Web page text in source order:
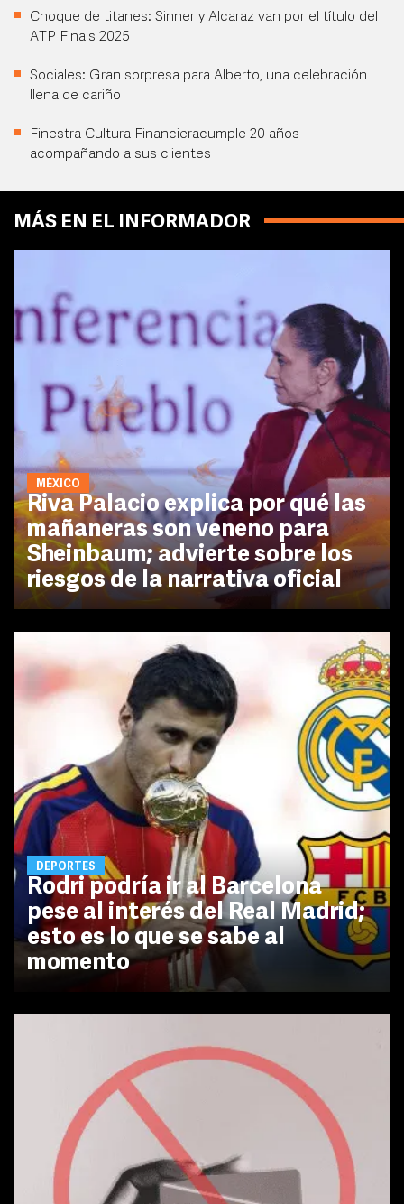
Choque de titanes: Sinner y Alcaraz van por el título del
ATP Finals 2025
Sociales: Gran sorpresa para Alberto, una celebración
llena de cariño
Finestra Cultura Financieracumple 20 años
acompañando a sus clientes
MÁS EN EL INFORMADOR
MÉXICO
Riva Palacio explica por qué las
mañaneras son veneno para
Sheinbaum; advierte sobre los
riesgos de la narrativa oficial
DEPORTES
Rodri podría ir al Barcelona
pese al interés del Real Madrid;
esto es lo que se sabe al
momento